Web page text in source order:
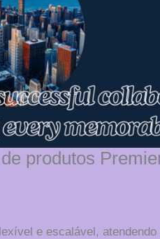
produtos
e escalável,